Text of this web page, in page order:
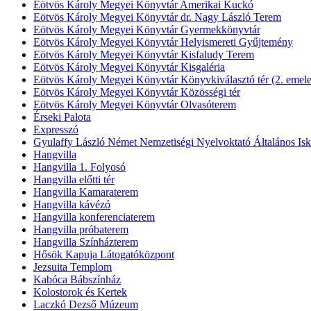
Eötvös Károly Megyei Könyvtár Amerikai Kuckó
Eötvös Károly Megyei Könyvtár dr. Nagy László Terem
Eötvös Károly Megyei Könyvtár Gyermekkönyvtár
Eötvös Károly Megyei Könyvtár Helyismereti Gyűjtemény
Eötvös Károly Megyei Könyvtár Kisfaludy Terem
Eötvös Károly Megyei Könyvtár Kisgaléria
Eötvös Károly Megyei Könyvtár Könyvkiválasztó tér (2.
Eötvös Károly Megyei Könyvtár Közösségi tér
Eötvös Károly Megyei Könyvtár Olvasóterem
Érseki Palota
Expresszó
Gyulaffy László Német Nemzetiségi Nyelvoktató Általános
Hangvilla
Hangvilla 1. Folyosó
Hangvilla előtti tér
Hangvilla Kamaraterem
Hangvilla kávézó
Hangvilla konferenciaterem
Hangvilla próbaterem
Hangvilla Színházterem
Hősök Kapuja Látogatóközpont
Jezsuita Templom
Kabóca Bábszínház
Kolostorok és Kertek
Laczkó Dezső Múzeum